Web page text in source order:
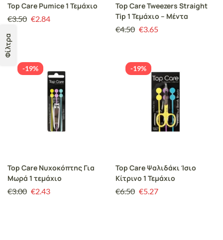
Φίλτρα
Top Care Pumice 1 Τεμάχιο
€3.50 €2.84
Top Care Tweezers Straight
Tip 1 Τεμάχιο – Μέντα
€4.50 €3.65
-19%
Top Care Νυχοκόπτης Για
Μωρά 1 τεμάχιο
€3.00 €2.43
-19%
Top Care Ψαλιδάκι Ίσιο
Κίτρινο 1 Τεμάχιο
€6.50 €5.27